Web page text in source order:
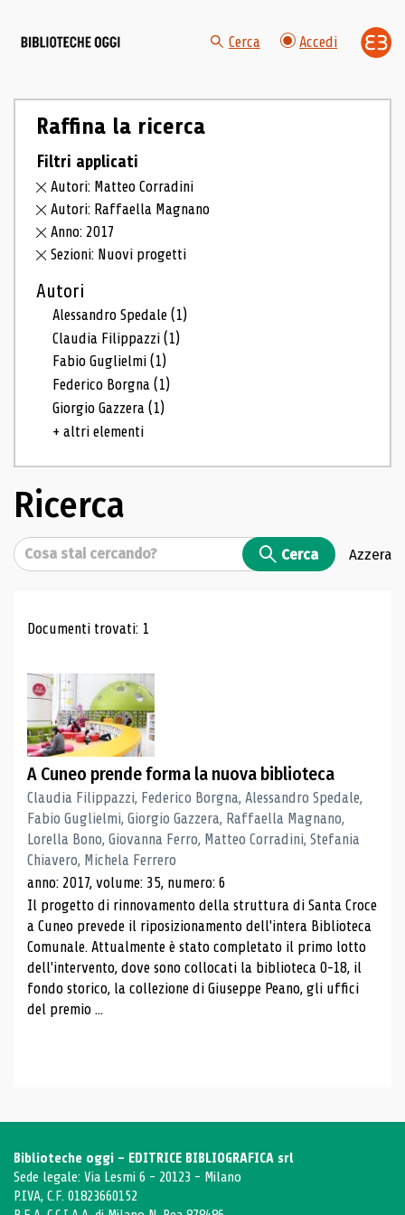
Cerca Accedi
Raffina la ricerca
Filtri applicati
Autori: Matteo Corradini
Autori: Raffaella Magnano
Anno: 2017
Sezioni: Nuovi progetti
Autori
Alessandro Spedale(1)
Claudia Filippazzi(1)
Fabio Guglielmi(1)
Federico Borgna(1)
Giorgio Gazzera(1)
+ altri elementi
Ricerca
Cerca Cerca Azzera
Risultati di ricerca
Documenti trovati: 1
A Cuneo prende forma la nuova biblioteca
Claudia Filippazzi, Federico Borgna, Alessandro Spedale,
Fabio Guglielmi, Giorgio Gazzera, Raffaella Magnano,
Lorella Bono, Giovanna Ferro, Matteo Corradini, Stefania
Chiavero, Michela Ferrero
anno: 2017, volume: 35, numero: 6
Il progetto di rinnovamento della struttura di Santa Croce
a Cuneo prevede il riposizionamento dell'intera Biblioteca
Comunale. Attualmente è stato completato il primo lotto
dell'intervento, dove sono collocati la biblioteca 0-18, il
fondo storico, la collezione di Giuseppe Peano, gli uffici
del premio ...
Biblioteche oggi - EDITRICE BIBLIOGRAFICA srl
Sede legale: Via Lesmi 6 - 20123 - Milano
P.IVA, C.F. 01823660152